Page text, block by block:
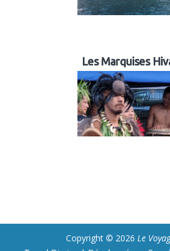
Les Marquises
Copyright © 2026 Le